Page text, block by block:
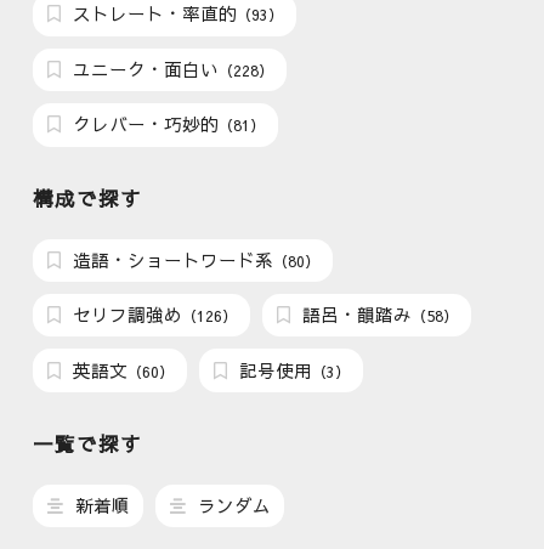
ストレート・率直的 （93）
ユニーク・面白い （228）
クレバー・巧妙的 （81）
構成で探す
造語・ショートワード系 （80）
セリフ調強め （126） 語呂・韻踏み （58）
英語文 （60） 記号使用 （3）
一覧で探す
新着順 ランダム